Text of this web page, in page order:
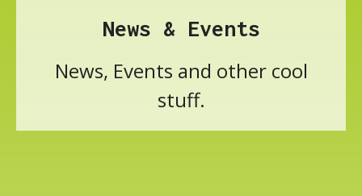
News & Events
News, Events and other cool
stuff.